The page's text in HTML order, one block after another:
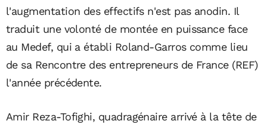
l'augmentation des effectifs n'est pas anodin. Il
traduit une volonté de montée en puissance face
au Medef, qui a établi Roland-Garros comme lieu
de sa Rencontre des entrepreneurs de France (REF)
l'année précédente.
Amir Reza-Tofighi, quadragénaire arrivé à la tête de